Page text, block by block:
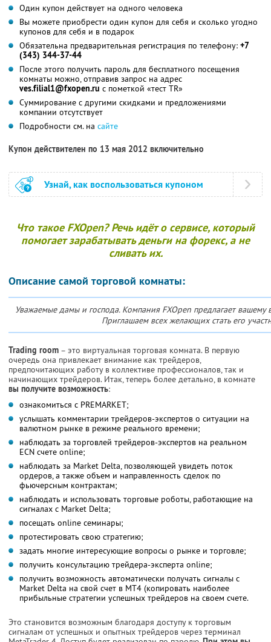
Один купон действует на одного человека
Вы можете приобрести один купон для себя и сколько угодно
купонов для себя и в подарок
Обязательна предварительная регистрация по телефону: +7
(343) 344-37-44
После этого получить пароль для бесплатного посещения
комнаты можно, отправив запрос на адрес
ves.filial1@fxopen.ru с пометкой «тест TR»
Суммирование с другими скидками и предложениями
компании отсутствует
Подробности см. на сайте
Купон действителен по 13 мая 2012 включительно
Узнай, как воспользоваться купоном
Что такое FXOpen? Речь идёт о сервисе, который
помогает зарабатывать деньги на форекс, а не
сливать их.
Описание самой торговой комнаты:
Уважаемые дамы и господа. Компания FXOpen предлагает
Приглашаем всех желающих стать его
Trading room – это виртуальная торговая комната. В первую
очередь она привлекает внимание как трейдеров,
предпочитающих работу в коллективе профессионалов, так и
начинающих трейдеров. Итак, теперь более детально, в комнате
вы получите возможность:
ознакомиться с PREMARKET;
услышать комментарии трейдеров-экспертов о ситуации на
валютном рынке в режиме реального времени;
наблюдать за торговлей трейдеров-экспертов на реальном
ECN счете online;
наблюдать за Market Delta, позволяющей увидеть поток
ордеров, а также объем и направленность сделок по
фьючерсным контрактам;
наблюдать и использовать торговые роботы, работающие на
сигналах с Market Delta;
посещать online семинары;
протестировать свою стратегию;
задать многие интересующие вопросы о рынке и торговле;
получить консультацию трейдера-эксперта online;
получить возможность автоматически получать сигналы с
Market Delta на свой счет в MT4 (копировать наиболее
прибыльные стратегии успешных трейдеров на своем счете.
Это становится возможным благодаря доступу к торговым
сигналам от успешных и опытных трейдеров через терминал